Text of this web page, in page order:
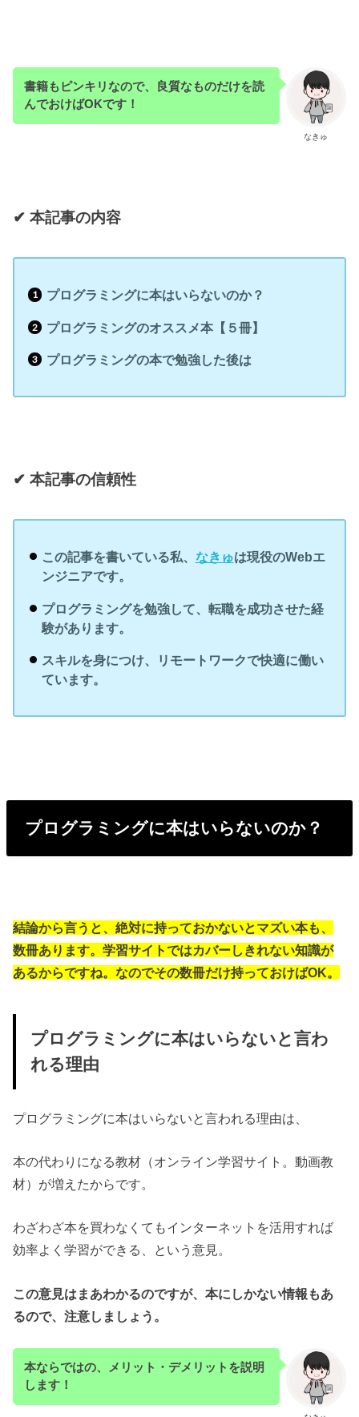
なきゅ
書籍もピンキリなので、良質なものだけを読
んでおけばOKです！
✔︎ 本記事の内容
プログラミングに本はいらないのか？
プログラミングのオススメ本【５冊】
プログラミングの本で勉強した後は
✔︎ 本記事の信頼性
この記事を書いている私、 なきゅは現役のWebエ
ンジニアです。
プログラミングを勉強して、転職を成功させた経
験があります。
スキルを身につけ、リモートワークで快適に働い
ています。
プログラミングに本はいらないのか？
結論から言うと、絶対に持っておかないとマズい本も、
数冊あります。学習サイトではカバーしきれない知識が
あるからですね。なのでその数冊だけ持っておけばOK。
プログラミングに本はいらないと言わ
れる理由
プログラミングに本はいらないと言われる理由は、
本の代わりになる教材（オンライン学習サイト。動画教
材）が増えたからです。
わざわざ本を買わなくてもインターネットを活用すれば
効率よく学習ができる、という意見。
この意見はまあわかるのですが、本にしかない情報もあ
るので、注意しましょう。
本ならではの、メリット・デメリットを説明
します！